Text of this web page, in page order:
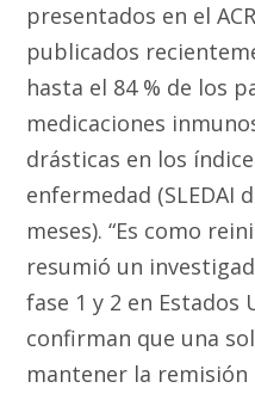
presentados en el
publicados
hasta el 84 % de los
medicaciones
drásticas en los
enfermedad (SLEDAI
meses). “Es como
resumió un
fase 1 y 2 en Estados
confirman que una
mantener la remisión